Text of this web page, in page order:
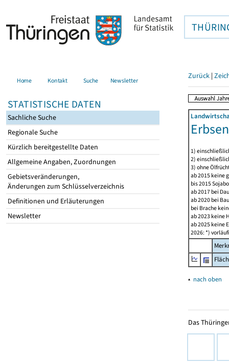
Home Kontakt Suche Newsletter
STATISTISCHE DATEN
Sachliche Suche
Regionale Suche
Kürzlich bereitgestellte Daten
Allgemeine Angaben, Zuordnungen
Gebietsveränderungen,
Änderungen zum Schlüsselverzeichnis
Definitionen und Erläuterungen
Newsletter
Zurück |
Erbsen
1)
2)
3) ohne
ab 2015 keine
bis 2015
ab 2017 bei
ab 2020 bei
bei Brache
ab 2023 keine
ab 2025 keine
2026: *)
▴ nach oben
Das